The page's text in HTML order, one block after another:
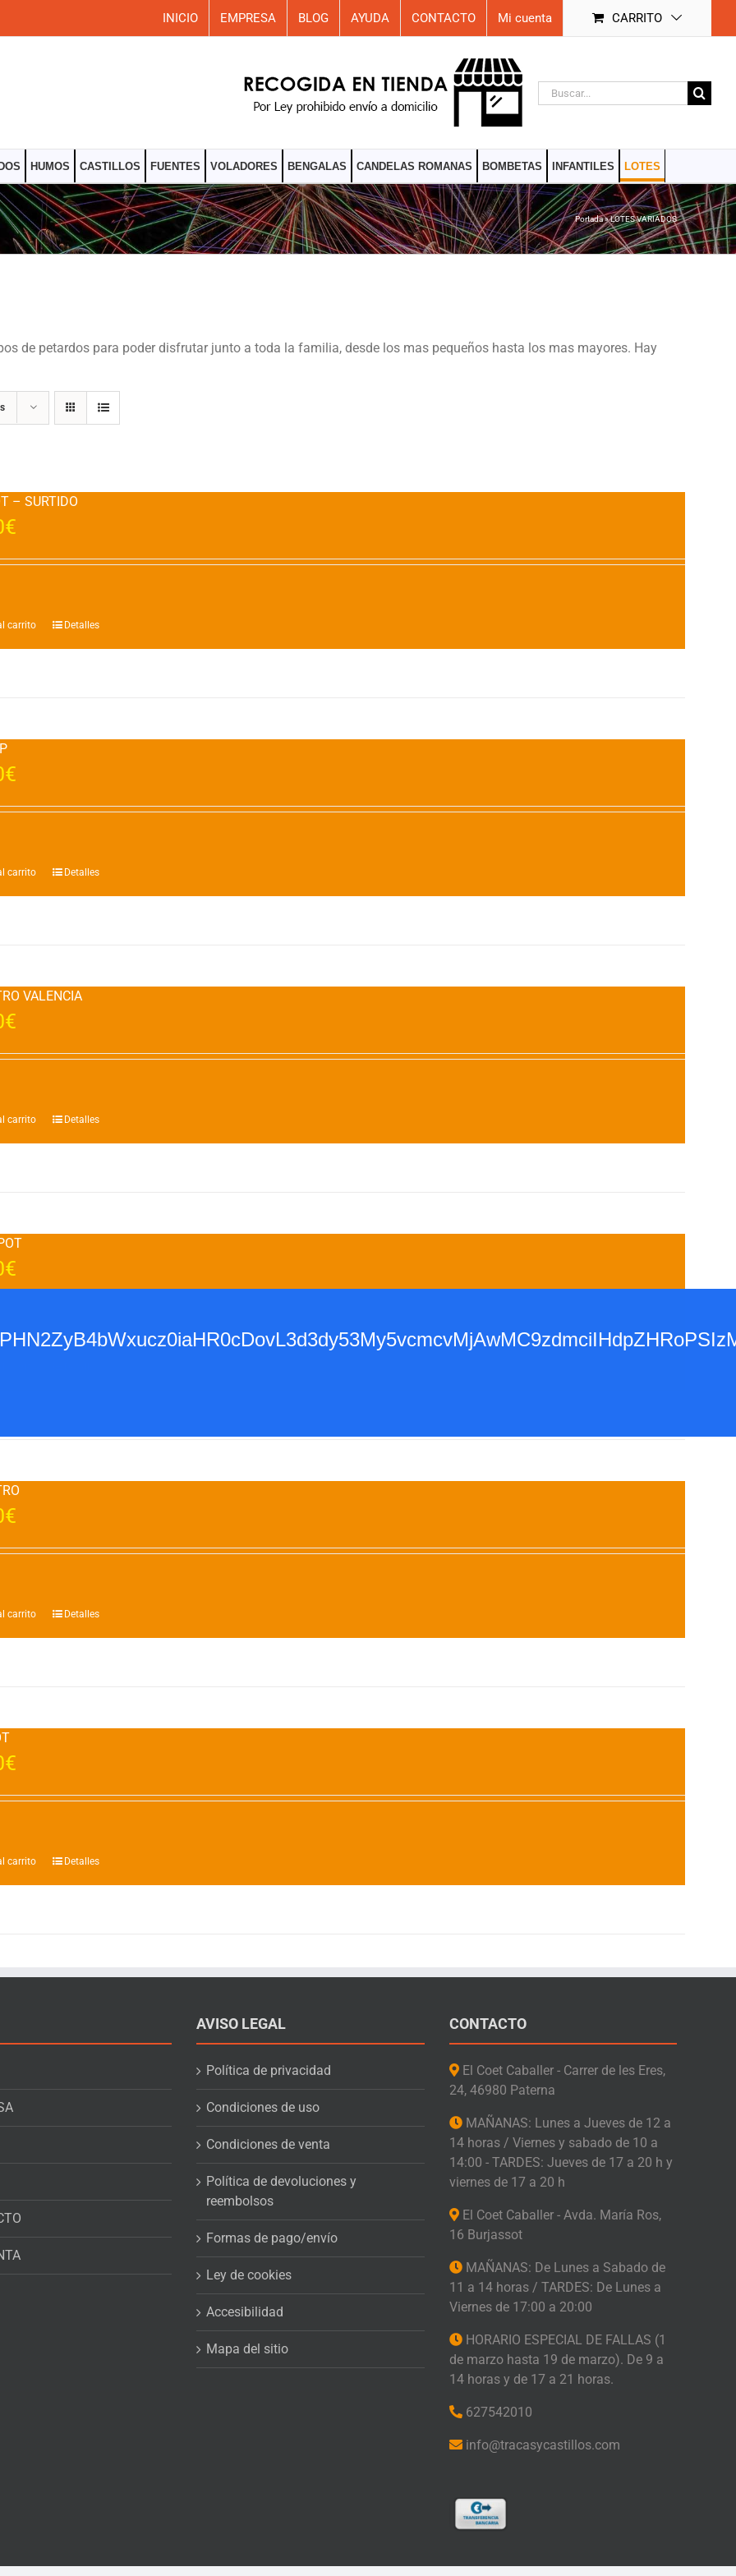
INICIO EMPRESA BLOG AYUDA CONTACTO Mi cuenta CARRITO
Buscar:
HUMOS CASTILLOS FUENTES VOLADORES BENGALAS CANDELAS ROMANAS BOMBETAS INFANTILES LOTES
Portada»LOTES VARIADOS
de petardos para poder disfrutar junto a toda la familia, desde los mas pequeños hasta los mas mayores. Hay
– SURTIDO
€
carrito Detalles
€
carrito Detalles
VALENCIA
€
carrito Detalles
€
€
carrito Detalles
€
carrito Detalles
AVISO LEGAL
Política de privacidad
Condiciones de uso
Condiciones de venta
Política de devoluciones y
reembolsos
Formas de pago/envío
Ley de cookies
Accesibilidad
Mapa del sitio
CONTACTO
El Coet Caballer - Carrer de les Eres,
24, 46980 Paterna
MAÑANAS: Lunes a Jueves de 12 a
14 horas / Viernes y sabado de 10 a
14:00 - TARDES: Jueves de 17 a 20 h y
viernes de 17 a 20 h
El Coet Caballer - Avda. María Ros,
16 Burjassot
MAÑANAS: De Lunes a Sabado de
11 a 14 horas / TARDES: De Lunes a
Viernes de 17:00 a 20:00
HORARIO ESPECIAL DE FALLAS (1
de marzo hasta 19 de marzo). De 9 a
14 horas y de 17 a 21 horas.
627542010
info@tracasycastillos.com